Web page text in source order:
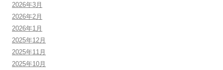
2026年3月
2026年2月
2026年1月
2025年12月
2025年11月
2025年10月